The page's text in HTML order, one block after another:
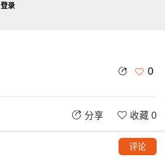
0
分享 收藏 0
评论
登录